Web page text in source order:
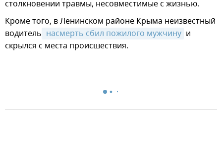
столкновении травмы, несовместимые с жизнью.
Кроме того, в Ленинском районе Крыма неизвестный
водитель насмерть сбил пожилого мужчину и
скрылся с места происшествия.